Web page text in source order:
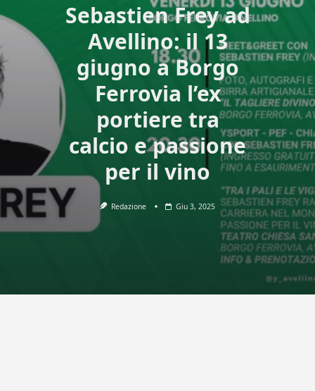
Sebastien Frey ad
Avellino: il 13
giugno a Borgo
Ferrovia l’ex
portiere tra
calcio e passione
per il vino
Redazione Giu 3, 2025